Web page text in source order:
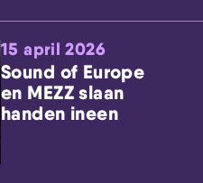
15 april 2026
Sound of Europe
en MEZZ slaan
handen ineen